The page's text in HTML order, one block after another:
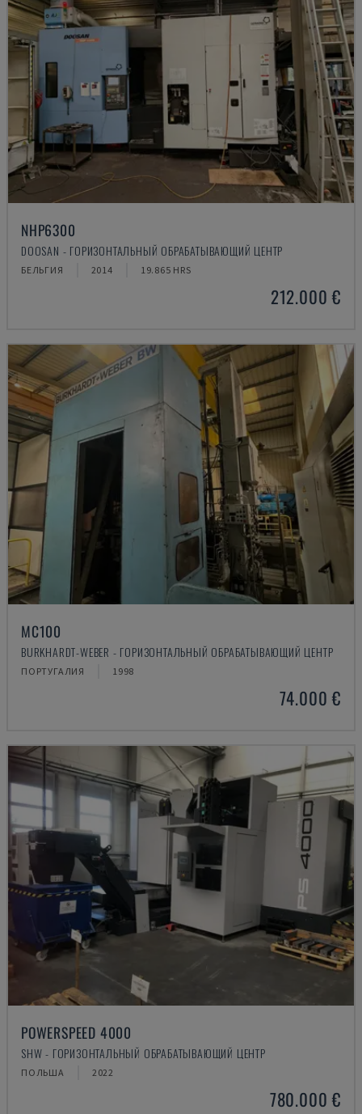
NHP6300
DOOSAN - ГОРИЗОНТАЛЬНЫЙ ОБРАБАТЫВАЮЩИЙ ЦЕНТР
БЕЛЬГИЯ 2014 19.865 HRS
212.000 €
MC100
BURKHARDT-WEBER - ГОРИЗОНТАЛЬНЫЙ ОБРАБАТЫВАЮЩИЙ ЦЕНТР
ПОРТУГАЛИЯ 1998
74.000 €
POWERSPEED 4000
SHW - ГОРИЗОНТАЛЬНЫЙ ОБРАБАТЫВАЮЩИЙ ЦЕНТР
ПОЛЬША 2022
780.000 €